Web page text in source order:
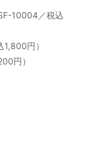
10004／税込
円）
円）